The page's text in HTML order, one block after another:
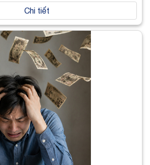
Chi tiết